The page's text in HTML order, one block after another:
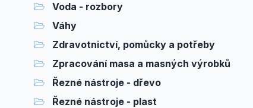
Voda - rozbory
Váhy
Zdravotnictví, pomůcky a potřeby
Zpracování masa a masných výrobků
Řezné nástroje - dřevo
Řezné nástroje - plast